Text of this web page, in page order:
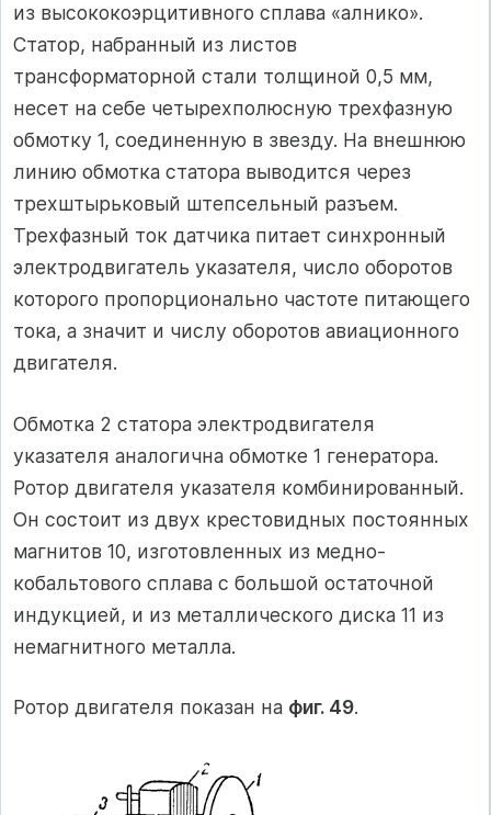
из высококоэрцитивного сплава «алнико».
Статор, набранный из листов
трансформаторной стали толщиной 0,5 мм,
несет на себе четырехполюсную трехфазную
обмотку 1, соединенную в звезду. На внешнюю
линию обмотка статора выводится через
трехштырьковый штепсельный разъем.
Трехфазный ток датчика питает синхронный
электродвигатель указателя, число оборотов
которого пропорционально частоте питающего
тока, а значит и числу оборотов авиационного
двигателя.
Обмотка 2 статора электродвигателя
указателя аналогична обмотке 1 генератора.
Ротор двигателя указателя комбинированный.
Он состоит из двух крестовидных постоянных
магнитов 10, изготовленных из медно-
кобальтового сплава с большой остаточной
индукцией, и из металлического диска 11 из
немагнитного металла.
Ротор двигателя показан на фиг. 49.